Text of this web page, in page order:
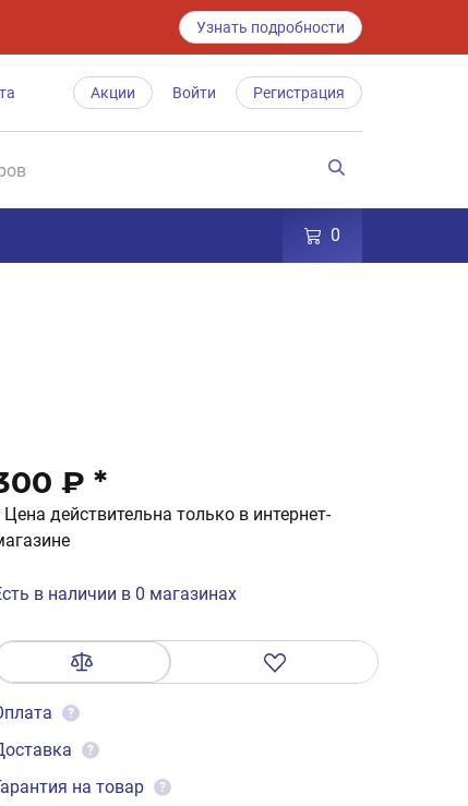
Узнать подробности
Акции Войти Регистрация
0
₽ *
Цена действительна только в интернет-
в наличии в 0 магазинах
?
?
на товар ?